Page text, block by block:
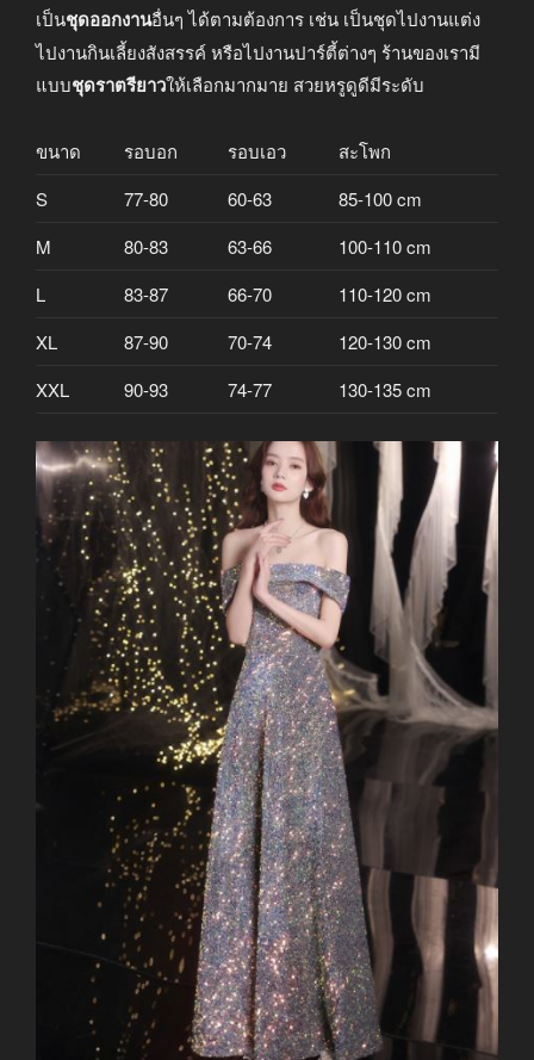
เป็นชุดออกงานอื่นๆ ได้ตามต้องการ เช่น เป็นชุดไปงานแต่ง
ไปงานกินเลี้ยงสังสรรค์ หรือไปงานปาร์ตี้ต่างๆ ร้านของเรามี
แบบชุดราตรียาวให้เลือกมากมาย สวยหรูดูดีมีระดับ
ขนาด รอบอก รอบเอว
สะโพก
S
77-80 60-63
85-100 cm
M
80-83 63-66
100-110 cm
L
83-87 66-70
110-120 cm
XL
87-90 70-74
120-130 cm
XXL
90-93 74-77 130-135 cm